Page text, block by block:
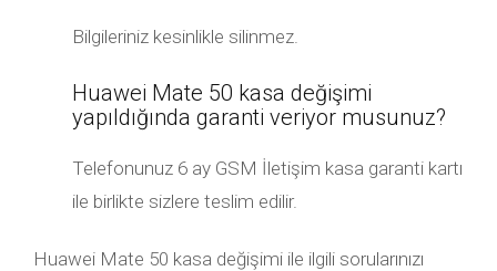
Bilgileriniz kesinlikle silinmez.
Huawei Mate 50 kasa değişimi
yapıldığında garanti veriyor musunuz?
Telefonunuz 6 ay GSM İletişim kasa garanti kartı
ile birlikte sizlere teslim edilir.
Huawei Mate 50 kasa değişimi ile ilgili sorularınızı